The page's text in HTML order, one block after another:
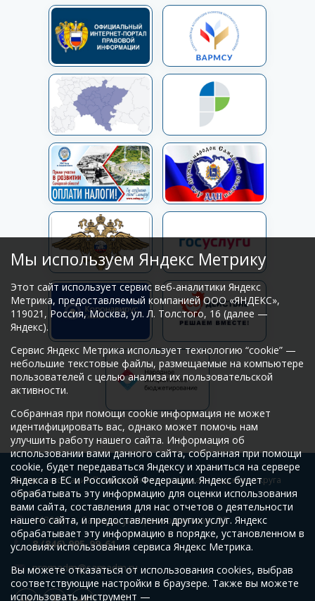
Мы используем Яндекс Метрику
Этот сайт использует сервис веб-аналитики Яндекс
Метрика, предоставляемый компанией ООО «ЯНДЕКС»,
119021, Россия, Москва, ул. Л. Толстого, 16 (далее —
Яндекс).
Сервис Яндекс Метрика использует технологию “cookie” —
небольшие текстовые файлы, размещаемые на компьютере
пользователей с целью анализа их пользовательской
активности.
Собранная при помощи cookie информация не может
идентифицировать вас, однако может помочь нам
улучшить работу нашего сайта. Информация об
использовании вами данного сайта, собранная при помощи
cookie, будет передаваться Яндексу и храниться на сервере
Яндекса в ЕС и Российской Федерации. Яндекс будет
обрабатывать эту информацию для оценки использования
вами сайта, составления для нас отчетов о деятельности
нашего сайта, и предоставления других услуг. Яндекс
обрабатывает эту информацию в порядке, установленном в
условиях использования сервиса Яндекс Метрика.
Вы можете отказаться от использования cookies, выбрав
соответствующие настройки в браузере. Также вы можете
использовать инструмент —
© Администрация Промышленного района городского округа
Самара
443009, г. Самара, ул. Краснодонская, 32
8 (846) 995-99-61
promadm@samadm.ru